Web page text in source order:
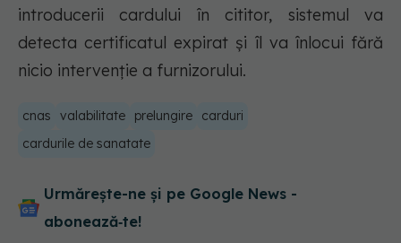
introducerii cardului în cititor, sistemul va
detecta certificatul expirat și îl va înlocui fără
nicio intervenție a furnizorului.
cnas valabilitate prelungire
carduri
cardurile de sanatate
Urmărește-ne și pe Google News -
abonează‑te!